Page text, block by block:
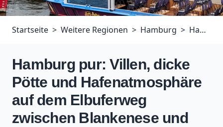
Startseite Weitere Regionen Hamburg Hamburg pur: Villen, dicke Pötte und Hafenatmosphäre auf dem Elbuferweg zwischen Blankenese und der HafenCity
Hamburg pur: Villen, dicke
Pötte und Hafenatmosphäre
auf dem Elbuferweg
zwischen Blankenese und